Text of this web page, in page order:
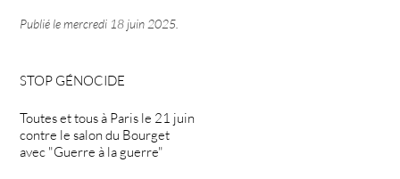
Publié lemercredi 18 juin 2025
STOP GÉNOCIDE
Toutes et tous à Paris le 21 juin
contre le salon du Bourget
avec "Guerre à la guerre"